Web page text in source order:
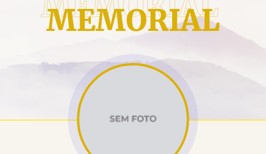
PLANO FUNERÁRIO
MENSAGENS
MEMORIAL